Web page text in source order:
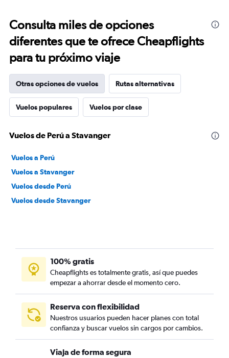
Consulta miles de opciones
diferentes que te ofrece Cheapflights
para tu próximo viaje
Otras opciones de vuelos Rutas alternativas
Vuelos populares Vuelos por clase
Vuelos de Perú a Stavanger
Vuelos a Perú
Vuelos a Stavanger
Vuelos desde Perú
Vuelos desde Stavanger
100% gratis
Cheapflights es totalmente gratis, así que puedes
empezar a ahorrar desde el momento cero.
Reserva con flexibilidad
Nuestros usuarios pueden hacer planes con total
confianza y buscar vuelos sin cargos por cambios.
Viaja de forma segura